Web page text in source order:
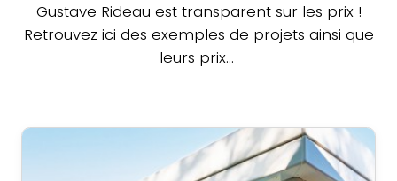
Gustave Rideau est transparent sur les prix !
Retrouvez ici des exemples de projets ainsi que
leurs prix…